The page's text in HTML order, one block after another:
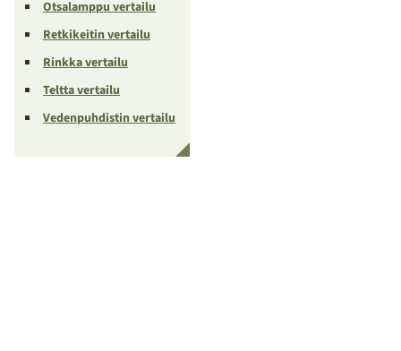
Otsalamppu vertailu
Retkikeitin vertailu
Rinkka vertailu
Teltta vertailu
Vedenpuhdistin vertailu